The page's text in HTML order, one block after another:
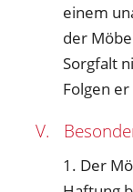
einem
der
Sorgfalt
Folgen
V.
1. Der